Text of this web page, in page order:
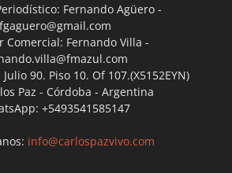
Fernando Agüero -
fgaguero@gmail.com
Comercial: Fernando Villa -
90. Piso 10. Of 107.(X5152EYN)
Paz - Córdoba - Argentina
+5493541585147
info@carlospazvivo.com